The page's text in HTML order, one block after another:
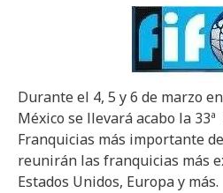
Durante el 4, 5 y 6 de marzo
México se llevará acabo la
Franquicias más importante
reunirán las franquicias más
Estados Unidos, Europa y más.